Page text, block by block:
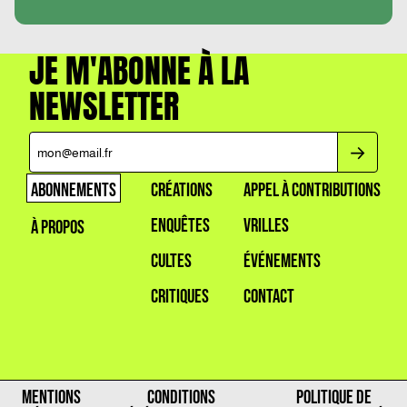
JE M'ABONNE À LA
NEWSLETTER
ABONNEMENTS
À PROPOS
CRÉATIONS
ENQUÊTES
CULTES
CRITIQUES
APPEL À CONTRIBUTIONS
VRILLES
ÉVÉNEMENTS
CONTACT
MENTIONS
CONDITIONS
POLITIQUE DE